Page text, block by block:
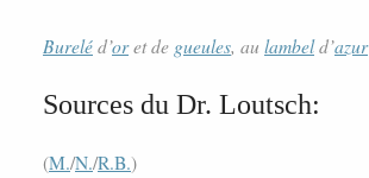
Bureléd’oret de gueules, au lambeld’azur
Sources du Dr. Loutsch:
(M./N./R.B.)